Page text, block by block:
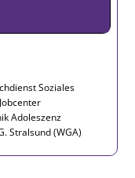
Soziales
Adoleszenz
Stralsund (WGA)